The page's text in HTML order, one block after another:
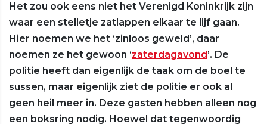
Het zou ook eens niet het Verenigd Koninkrijk zijn
waar een stelletje zatlappen elkaar te lijf gaan.
Hier noemen we het ‘zinloos geweld’, daar
noemen ze het gewoon ‘zaterdagavond’. De
politie heeft dan eigenlijk de taak om de boel te
sussen, maar eigenlijk ziet de politie er ook al
geen heil meer in. Deze gasten hebben alleen nog
een boksring nodig. Hoewel dat tegenwoordig